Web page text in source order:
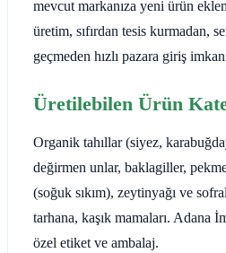
mevcut markanıza yeni ürün
üretim, sıfırdan tesis kurmadan,
geçmeden hızlı pazara giriş
Üretilebilen Ürün
Organik tahıllar (siyez,
değirmen unlar, baklagiller,
(soğuk sıkım), zeytinyağı ve
tarhana, kaşık mamaları. Adana
özel etiket ve ambalaj.